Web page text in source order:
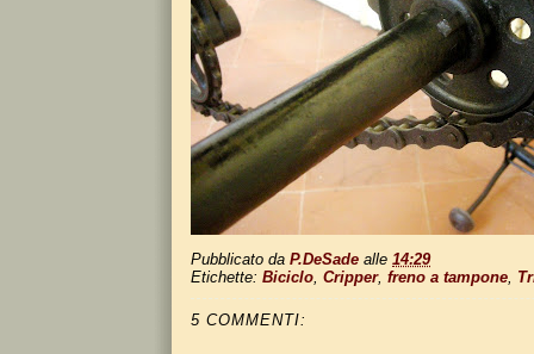
Pubblicato da P.DeSade alle 14:29
Etichette: Biciclo Cripper, freno a tampone
5 COMMENTI: